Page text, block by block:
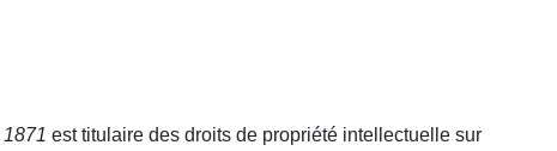
1871 est titulaire des droits de propriété intellectuelle sur